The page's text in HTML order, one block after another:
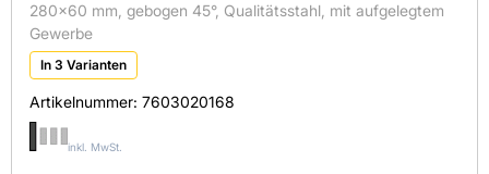
280x60 mm, gebogen 45°, Qualitätsstahl, mit aufgelegtem
Gewerbe
In 3 Varianten
Artikelnummer: 7603020168
inkl. MwSt.